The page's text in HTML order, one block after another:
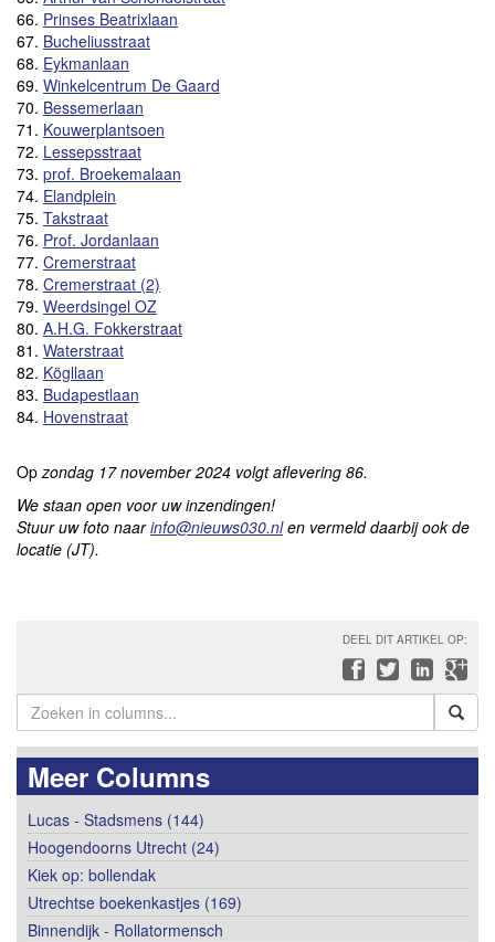
66. Prinses Beatrixlaan
67. Bucheliusstraat
68. Eykmanlaan
69. Winkelcentrum De Gaard
70. Bessemerlaan
71. Kouwerplantsoen
72. Lessepsstraat
73. prof. Broekemalaan
74. Elandplein
75. Takstraat
76. Prof. Jordanlaan
77. Cremerstraat
78. Cremerstraat (2)
79. Weerdsingel OZ
80. A.H.G. Fokkerstraat
81. Waterstraat
82. Kögllaan
83. Budapestlaan
84. Hovenstraat
Op zondag 17 november2024 volgt aflevering 86.
We staan open voor uw inzendingen!
Stuur uw foto naarinfo@nieuws030.nlen vermeld daarbij ook de
locatie (JT).
DEEL DIT ARTIKEL OP:
Meer Columns
Lucas - Stadsmens (144)
Hoogendoorns Utrecht (24)
Kiek op: bollendak
Utrechtse boekenkastjes (169)
Binnendijk - Rollatormensch